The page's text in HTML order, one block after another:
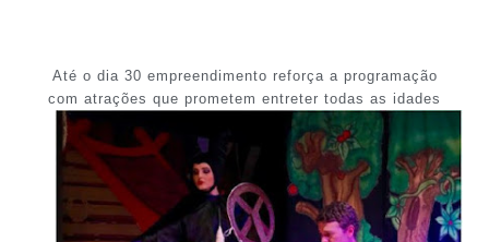
Até o dia 30 empreendimento reforça a programação
com atrações que prometem entreter todas as idades